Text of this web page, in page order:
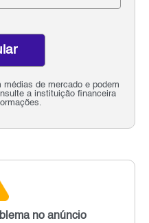
de mercado e podem
a instituição financeira
no anúncio